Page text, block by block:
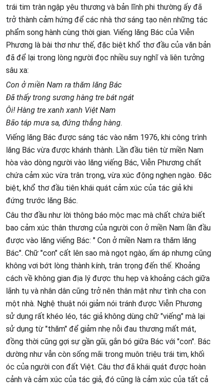
trái tim tràn ngập yêu thương và bản lĩnh phi thường ấy đã
trở thành cảm hứng để các nhà thơ sáng tạo nên những tác
phẩm song hành cùng thời gian. Viếng lăng Bác của Viễn
Phương là bài thơ như thế, đặc biệt khổ thơ đầu của văn bản
đã để lại trong lòng người đọc nhiều suy nghĩ và liên tưởng
sâu xa:
Con ở miền Nam ra thăm lăng Bác
Đã thấy trong sương hàng tre bát ngát
Ôi! Hàng tre xanh xanh Việt Nam
Bão táp mưa sa, đứng thẳng hàng.
Viếng lăng Bác được sáng tác vào năm 1976, khi công trình
lăng Bác vừa được khánh thành. Lần đầu tiên từ miền Nam
hòa vào dòng người vào lăng viếng Bác, Viễn Phương chất
chứa cảm xúc vừa trân trọng, vừa xúc động nghẹn ngào. Đặc
biệt, khổ thơ đầu tiên khái quát cảm xúc của tác giả khi
đứng trước lăng Bác.
Câu thơ đầu như lời thông báo mộc mạc mà chất chứa biết
bao cảm xúc thân thương của người con ở miền Nam lần đầu
được vào lăng viếng Bác: " Con ở miền Nam ra thăm lăng
Bác". Chữ "con" cất lên sao mà ngọt ngào, ấm áp nhưng cũng
không vơi bớt lòng thành kính, trân trọng đến thế. Khoảng
cách về không gian địa lý được thu hẹp và khoảng cách giữa
lãnh tụ và nhân dân cũng trở nên thân mật như tình cha con
một nhà. Nghệ thuật nói giảm nói tránh được Viễn Phương
sử dụng rất khéo léo, tác giả không dùng chữ "viếng" mà lại
sử dụng từ "thăm" để giảm nhẹ nỗi đau thương mất mát,
đồng thời cũng gợi sự gần gũi, gắn bó giữa Bác với "con". Bác
dường như vẫn còn sống mãi trong muôn triệu trái tim, khối
óc của người con đất Việt. Câu thơ đã khái quát được hoàn
cảnh và cảm xúc của tác giả, đó cũng là cảm xúc của tất cả